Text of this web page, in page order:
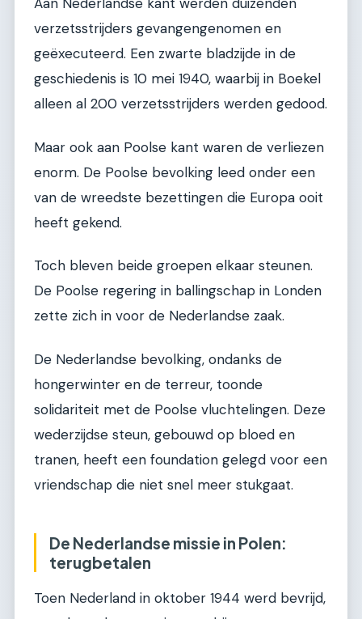
Aan Nederlandse kant werden duizenden
verzetsstrijders gevangengenomen en
geëxecuteerd. Een zwarte bladzijde in de
geschiedenis is 10 mei 1940, waarbij in Boekel
alleen al 200 verzetsstrijders werden gedood.
Maar ook aan Poolse kant waren de verliezen
enorm. De Poolse bevolking leed onder een
van de wreedste bezettingen die Europa ooit
heeft gekend.
Toch bleven beide groepen elkaar steunen.
De Poolse regering in ballingschap in Londen
zette zich in voor de Nederlandse zaak.
De Nederlandse bevolking, ondanks de
hongerwinter en de terreur, toonde
solidariteit met de Poolse vluchtelingen. Deze
wederzijdse steun, gebouwd op bloed en
tranen, heeft een foundation gelegd voor een
vriendschap die niet snel meer stukgaat.
De Nederlandse missie in Polen:
terugbetalen
Toen Nederland in oktober 1944 werd bevrijd,